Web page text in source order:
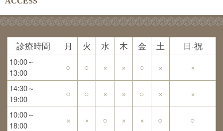
診療時間 月 火 水 木 金 土 日·祝
10:00～
13:00
○ ○ × × ○ × ×
14:30～
19:00
○ ○ × × ○ × ×
10:00～
18:00
× × ○ × × ○ ○